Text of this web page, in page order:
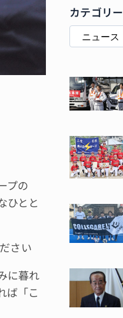
プの
ひとと
さい
に暮れ
ば「こ
カテゴリー